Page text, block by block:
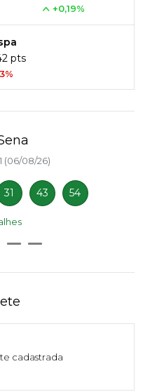
+0,19%
pts
(06/08/26)
31 43 54
cadastrada